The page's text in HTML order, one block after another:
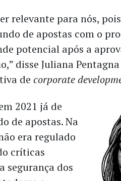
relevante para nós,
de apostas com o
potencial após a
disse Juliana
decorporate
2021 já de
de apostas. Na
era regulado
críticas
segurança dos